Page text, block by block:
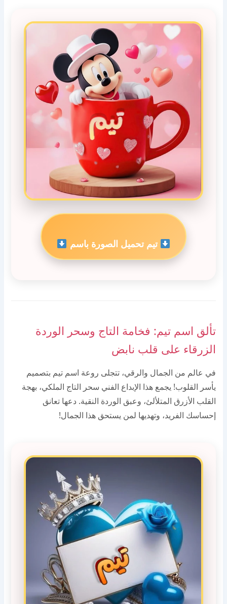
تيم تحميل الصورة باسم
تألق اسم تيم: فخامة التاج وسحر الوردة
الزرقاء على قلب نابض
في عالم من الجمال والرقي، تتجلى روعة اسم تيم بتصميم
يأسر القلوب! يجمع هذا الإبداع الفني سحر التاج الملكي، بهجة
القلب الأزرق المتلألئ، وعبق الوردة النقية. دعها تعانق
إحساسك الفريد، وتهديها لمن يستحق هذا الجمال!